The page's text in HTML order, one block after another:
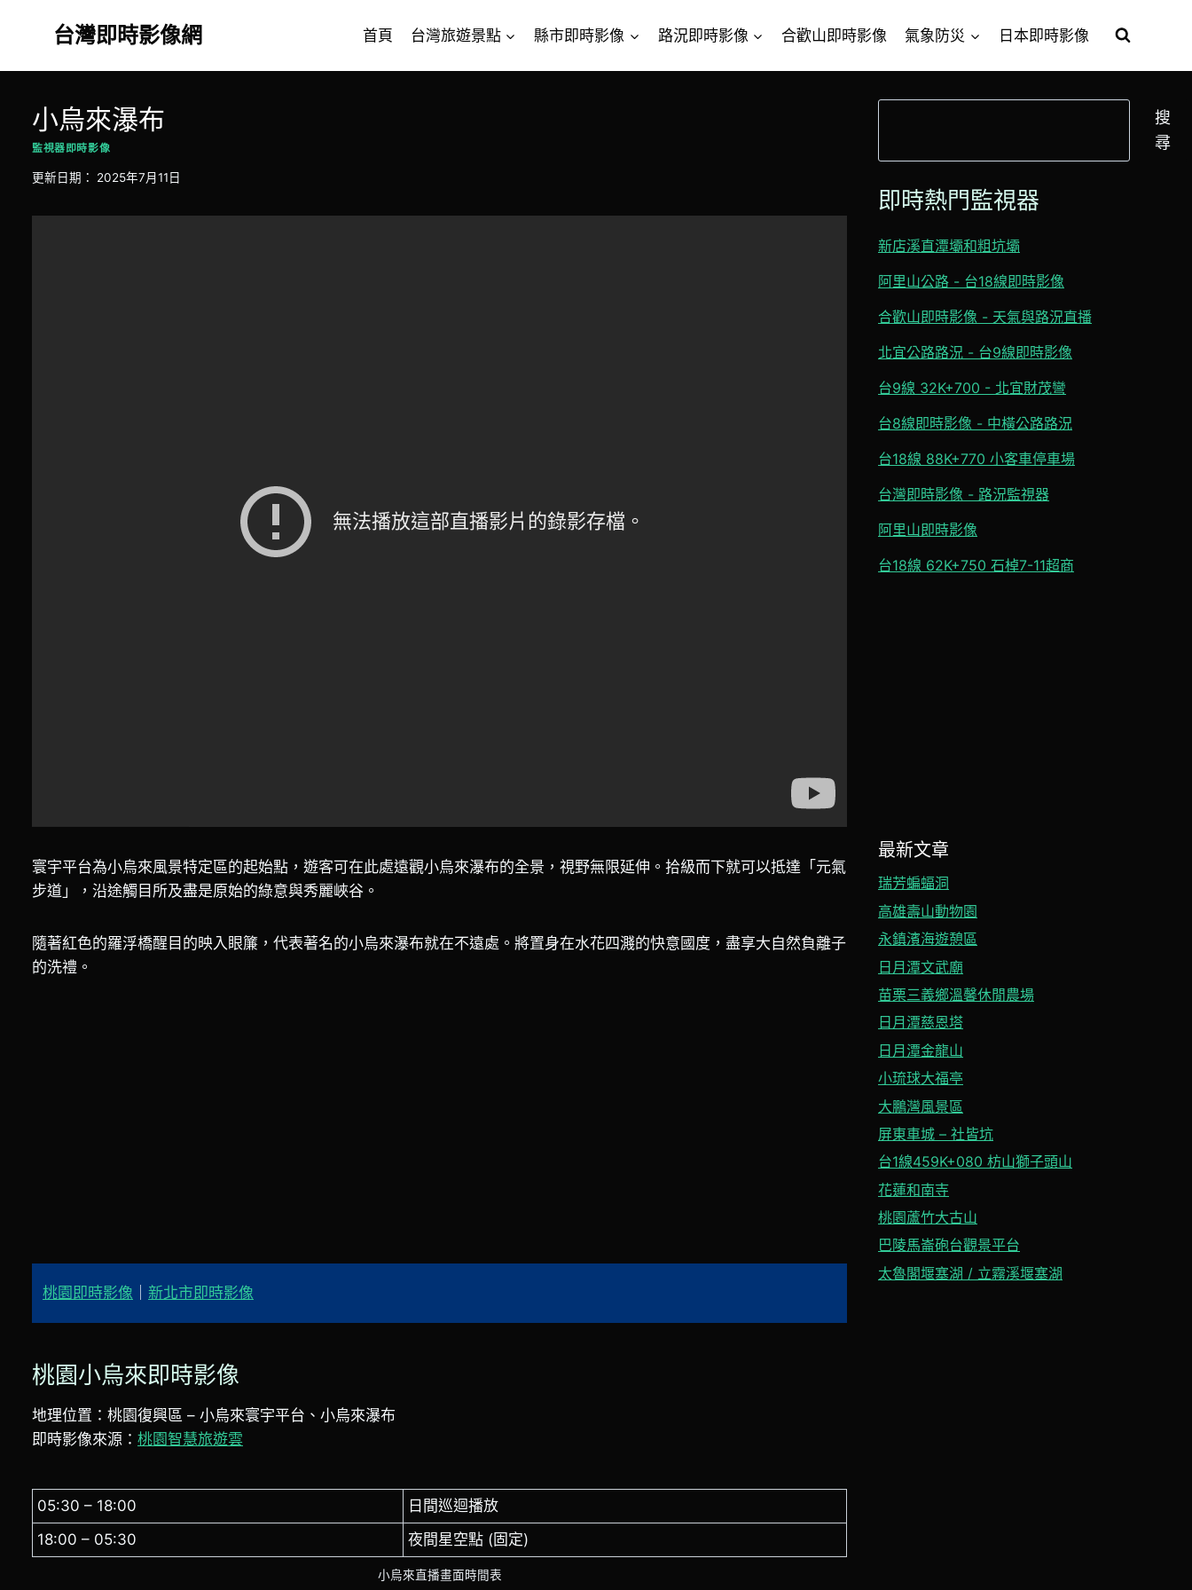
台灣即時影像網 首頁 台灣旅遊景點 縣市即時影像 路況即時影像 合歡山即時影像 氣象防災 日本即時影像
小烏來瀑布
監視器即時影像
更新日期： 2025年7月11日
寰宇平台為小烏來風景特定區的起始點，遊客可在此處遠觀小烏來瀑布的全景，視野無限延伸。拾級而下就可以抵達「元氣
步道」，沿途觸目所及盡是原始的綠意與秀麗峽谷。
隨著紅色的羅浮橋醒目的映入眼簾，代表著名的小烏來瀑布就在不遠處。將置身在水花四濺的快意國度，盡享大自然負離子
的洗禮。
桃園即時影像 新北市即時影像
桃園小烏來即時影像
地理位置：桃園復興區 – 小烏來寰宇平台、小烏來瀑布
即時影像來源： 桃園智慧旅遊雲
05:30 – 18:00
日間巡迴播放
18:00 – 05:30
夜間星空點 (固定)
小烏來直播畫面時間表
搜
尋
即時熱門監視器
新店溪直潭壩和粗坑壩
阿里山公路 - 台18線即時影像
合歡山即時影像 - 天氣與路況直播
北宜公路路況 - 台9線即時影像
台9線 32K+700 - 北宜財茂彎
台8線即時影像 - 中橫公路路況
台18線 88K+770 小客車停車場
台灣即時影像 - 路況監視器
阿里山即時影像
台18線 62K+750 石棹7-11超商
最新文章
瑞芳蝙蝠洞
高雄壽山動物園
永鎮濱海遊憩區
日月潭文武廟
苗栗三義鄉溫馨休閒農場
日月潭慈恩塔
日月潭金龍山
小琉球大福亭
大鵬灣風景區
屏東車城 – 社皆坑
台1線459K+080 枋山獅子頭山
花蓮和南寺
桃園蘆竹大古山
巴陵馬崙砲台觀景平台
太魯閣堰塞湖 / 立霧溪堰塞湖